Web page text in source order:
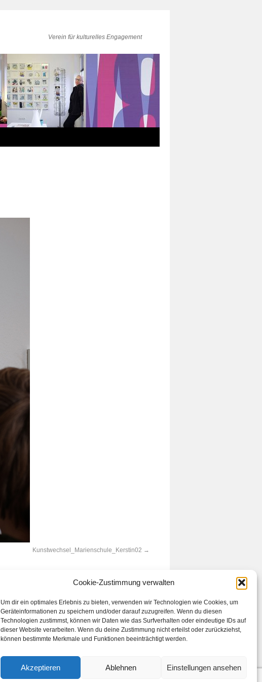
Cookie-Zustimmung verwalten
Um dir ein optimales Erlebnis zu bieten, verwenden wir Technologien wie Cookies, um
Geräteinformationen zu speichern und/oder darauf zuzugreifen. Wenn du diesen
Technologien zustimmst, können wir Daten wie das Surfverhalten oder eindeutige IDs auf
dieser Website verarbeiten. Wenn du deine Zustimmung nicht erteilst oder zurückziehst,
können bestimmte Merkmale und Funktionen beeinträchtigt werden.
Akzeptieren Ablehnen Einstellungen ansehen
Verein für kulturelles Engagement
Kunstwechsel_Marienschule_Kerstin02